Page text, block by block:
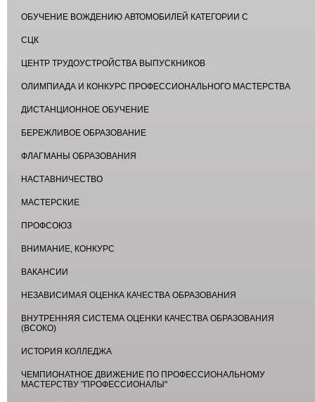
ОБУЧЕНИЕ ВОЖДЕНИЮ АВТОМОБИЛЕЙ КАТЕГОРИИ С
СЦК
ЦЕНТР ТРУДОУСТРОЙСТВА ВЫПУСКНИКОВ
ОЛИМПИАДА И КОНКУРС ПРОФЕССИОНАЛЬНОГО МАСТЕРСТВА
ДИСТАНЦИОННОЕ ОБУЧЕНИЕ
БЕРЕЖЛИВОЕ ОБРАЗОВАНИЕ
ФЛАГМАНЫ ОБРАЗОВАНИЯ
НАСТАВНИЧЕСТВО
МАСТЕРСКИЕ
ПРОФСОЮЗ
ВНИМАНИЕ, КОНКУРС
ВАКАНСИИ
НЕЗАВИСИМАЯ ОЦЕНКА КАЧЕСТВА ОБРАЗОВАНИЯ
ВНУТРЕННЯЯ СИСТЕМА ОЦЕНКИ КАЧЕСТВА ОБРАЗОВАНИЯ
(ВСОКО)
ИСТОРИЯ КОЛЛЕДЖА
ЧЕМПИОНАТНОЕ ДВИЖЕНИЕ ПО ПРОФЕССИОНАЛЬНОМУ
МАСТЕРСТВУ "ПРОФЕССИОНАЛЫ"